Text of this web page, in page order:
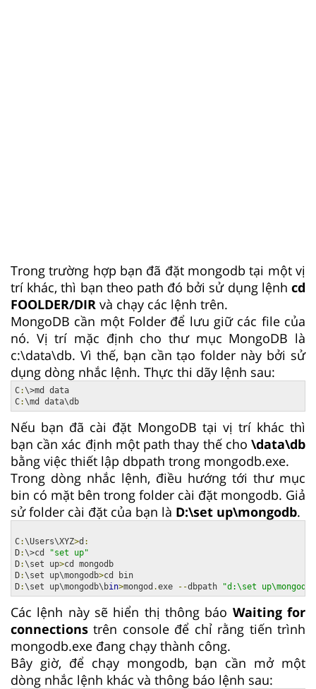
Trong trường hợp bạn đã đặt mongodb tại một vị
trí khác, thì bạn theo path đó bởi sử dụng lệnh cd
FOOLDER/DIR và chạy các lệnh trên.
MongoDB cần một Folder để lưu giữ các file của
nó. Vị trí mặc định cho thư mục MongoDB là
c:\data\db. Vì thế, bạn cần tạo folder này bởi sử
dụng dòng nhắc lệnh. Thực thi dãy lệnh sau:
C:\>md data
C:\md data\db
Nếu bạn đã cài đặt MongoDB tại vị trí khác thì
bạn cần xác định một path thay thế cho \data\db
bằng việc thiết lập dbpath trong mongodb.exe.
Trong dòng nhắc lệnh, điều hướng tới thư mục
bin có mặt bên trong folder cài đặt mongodb. Giả
sử folder cài đặt của bạn là D:\set up\mongodb.
C:\Users\XYZ>d :
D:\>cd
"set up"
D:\set up>cd mongodb
D:\set up\mongodb>cd bin
D:\set up\mongodb\bin>mongod .exe --dbpath "d:\set
Các lệnh này sẽ hiển thị thông báo Waiting for
connections trên console để chỉ rằng tiến trình
mongodb.exe đang chạy thành công.
Bây giờ, để chạy mongodb, bạn cần mở một
dòng nhắc lệnh khác và thông báo lệnh sau: